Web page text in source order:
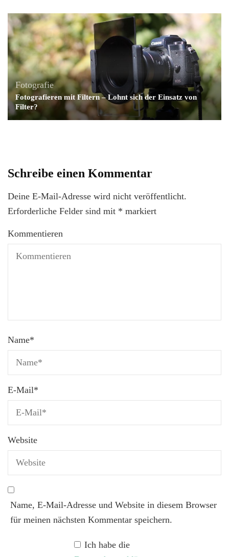
Fotografie
Fotografieren mit Filtern – Lohnt sich der Einsatz von
Filter?
Schreibe einen Kommentar
Deine E-Mail-Adresse wird nicht veröffentlicht.
Erforderliche Felder sind mit * markiert
Kommentieren
Name*
E-Mail*
Website
Name, E-Mail-Adresse und Website in diesem Browser
für meinen nächsten Kommentar speichern.
Ich habe die